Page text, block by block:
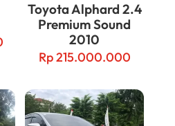
Toyota Alphard 2.4
Premium Sound
2010
Rp215.000.000